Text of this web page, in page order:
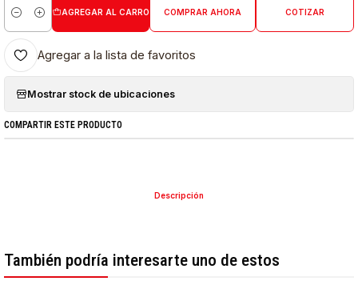
Cantidad
AGREGAR AL CARRO COMPRAR AHORA COTIZAR
Agregar a la lista de favoritos
Mostrar stock de ubicaciones
COMPARTIR ESTE PRODUCTO
Descripción
También podría interesarte uno de estos